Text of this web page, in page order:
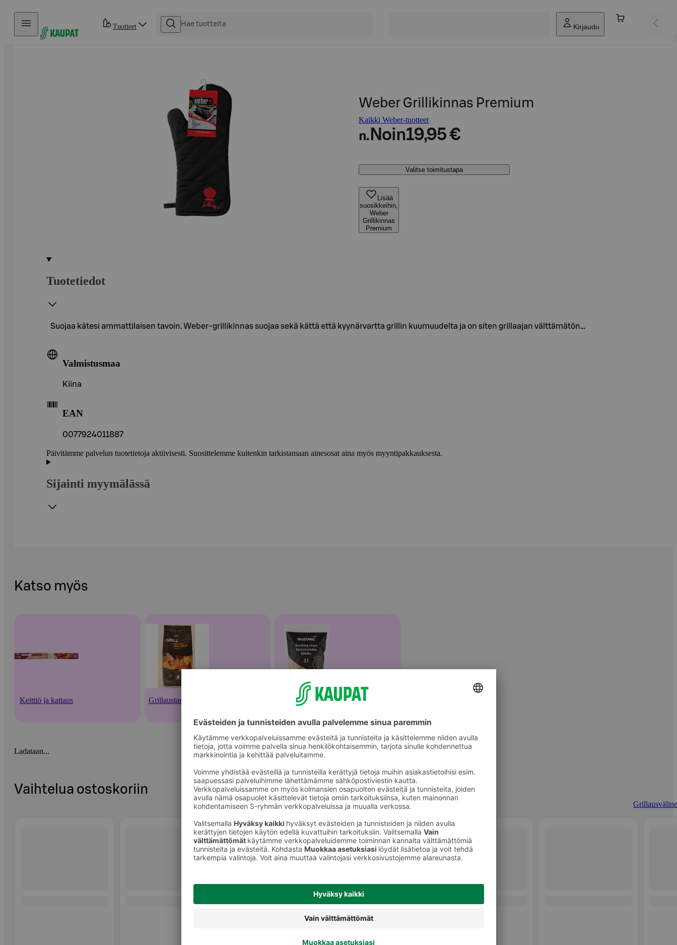
Hyppää sisältöön
Tuotteet Kirjaudu
Weber Grillikinnas Premium
Kaikki Weber-tuotteet
n. Noin19,95 €
Valitse toimitustapa
Lisää
suosikkeihin,
Weber
Grillikinnas
Premium
Tuotetiedot
Suojaa kätesi ammattilaisen tavoin. Weber-grillikinnas suojaa sekä kättä että kyynärvartta grillin kuumuudelta ja on siten grillaajan välttämätön…
Valmistusmaa
Kiina
EAN
0077924011887
Päivitämme palvelun tuotetietoja aktiivisesti. Suosittelemme kuitenkin tarkistamaan ainesosat aina myös myyntipakkauksesta.
Sijainti myymälässä
Katso myös
Keittiö ja kattaus Grillaustarvikkeet Grillausvälineet
Ladataan...
Vaihtelua ostoskoriin